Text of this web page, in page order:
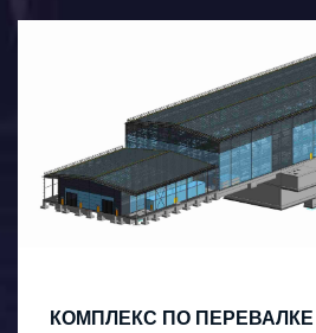
КОМПЛЕКС ПО ПЕРЕВАЛКЕ